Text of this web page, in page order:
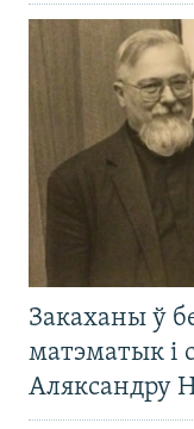
Закаханы ў
матэматык і
Аляксандру